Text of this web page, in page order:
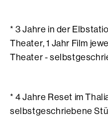
* 3 Jahre in der
Theater, 1 Jahr Film
Theater -
* 4 Jahre Reset im
selbstgeschriebene